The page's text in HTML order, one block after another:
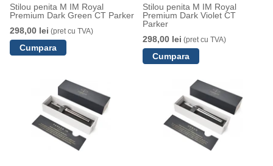
Stilou penita M IM Royal
Premium Dark Green CT Parker
298,00 lei (pret cu TVA)
Stilou penita M IM Royal
Premium Dark Violet CT
Parker
298,00 lei (pret cu TVA)